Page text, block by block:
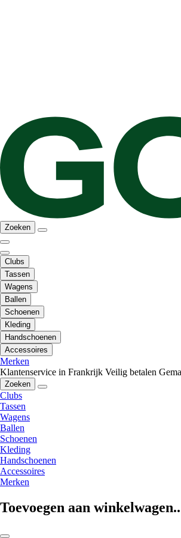
Zoeken
Clubs
Tassen
Wagens
Ballen
Schoenen
Kleding
Handschoenen
Accessoires
Merken
Klantenservice in Frankrijk Veilig betalen
Zoeken
Clubs
Tassen
Wagens
Ballen
Schoenen
Kleding
Handschoenen
Accessoires
Merken
Toevoegen aan